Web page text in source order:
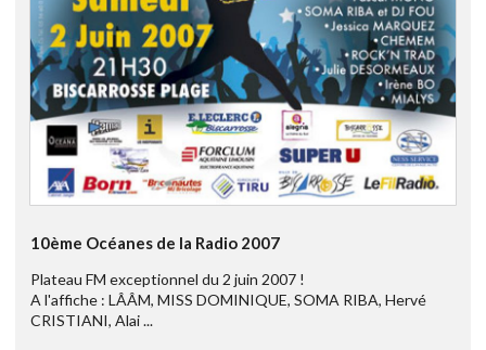
10ème Océanes de la Radio 2007
Plateau FM exceptionnel du 2 juin 2007 !
A l'affiche : LÂÂM, MISS DOMINIQUE, SOMA RIBA, Hervé
CRISTIANI, Alai ...